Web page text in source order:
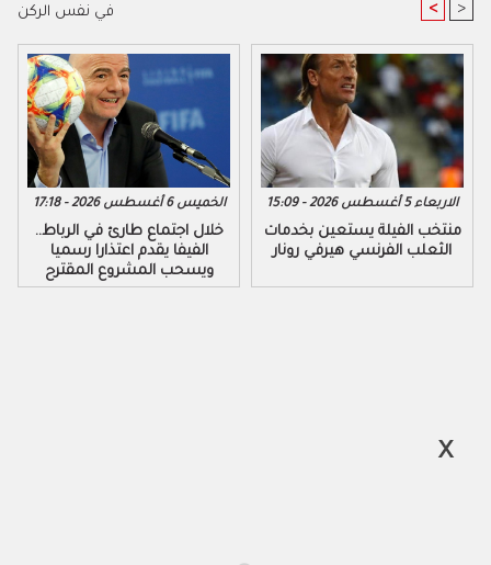
في نفس الركن < >
الخميس 6 أغسطس 2026 - 17:18
خلال اجتماع طارئ في الرباط..
الفيفا يقدم اعتذارا رسميا
ويسحب المشروع المقترح
الاربعاء 5 أغسطس 2026 - 15:09
منتخب الفيلة يستعين بخدمات
الثعلب الفرنسي هيرفي رونار